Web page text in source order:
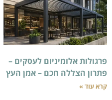
לעסקים –
– אמן העץ
שלח